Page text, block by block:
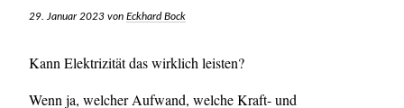
29. Januar 2023 von Eckhard Bock
Kann Elektrizität das wirklich leisten?
Wenn ja, welcher Aufwand, welche Kraft- und